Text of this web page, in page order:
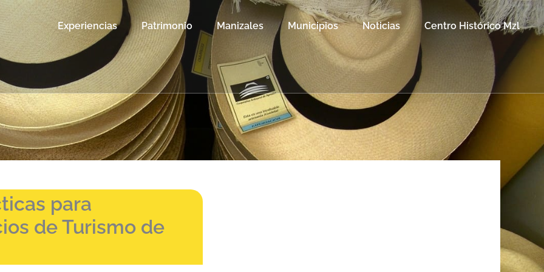
Experiencias Patrimonio Manizales Municipios Noticias Centro Histórico Mzl
para
de Turismo de